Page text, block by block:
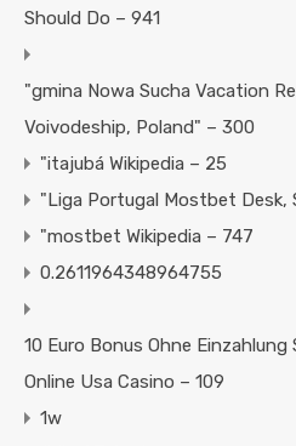
Should Do – 941
"gmina Nowa Sucha Vacation
Voivodeship, Poland" – 300
"itajubá Wikipedia – 25
"Liga Portugal Mostbet Desk,
"mostbet Wikipedia – 747
0.2611964348964755
10 Euro Bonus Ohne
Online Usa Casino – 109
1w